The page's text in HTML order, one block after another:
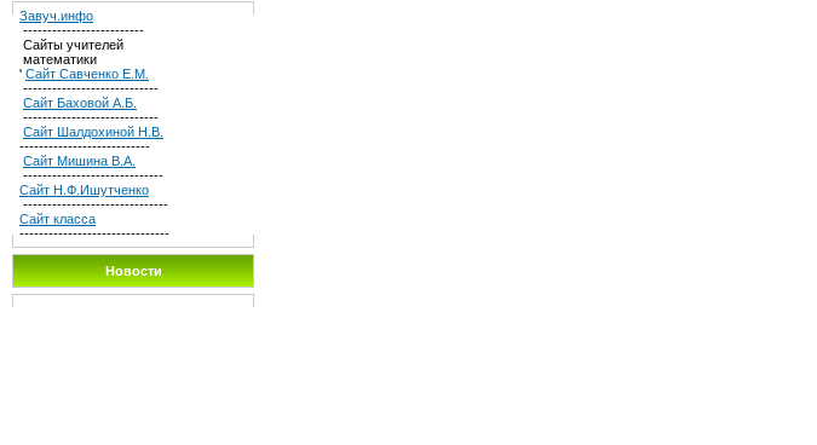
Завуч.инфо
-------------------------
Сайты учителей
математики
' Сайт Савченко Е.М.
----------------------------
Сайт Баховой А.Б.
----------------------------
Сайт Шалдохиной Н.В.
---------------------------
Сайт Мишина В.А.
-----------------------------
Сайт Н.Ф.Ишутченко
------------------------------
Сайт класса
-------------------------------
Новости